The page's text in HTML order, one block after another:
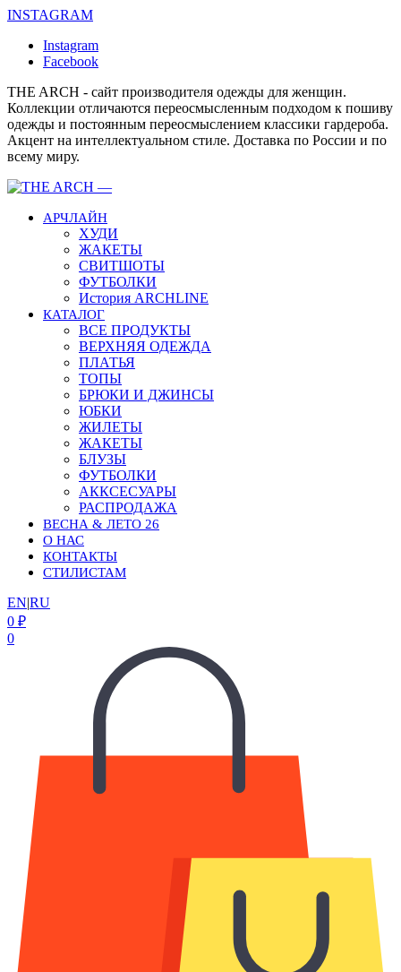
INSTAGRAM
Instagram
Facebook
THE ARCH - сайт производителя одежды для женщин.
Коллекции отличаются переосмысленным подходом к пошиву
одежды и постоянным переосмыслением классики гардероба.
Акцент на интеллектуальном стиле. Доставка по России и по
всему миру.
АРЧЛАЙН
ХУДИ
ЖАКЕТЫ
СВИТШОТЫ
ФУТБОЛКИ
История ARCHLINE
КАТАЛОГ
ВСЕ ПРОДУКТЫ
ВЕРХНЯЯ ОДЕЖДА
ПЛАТЬЯ
ТОПЫ
БРЮКИ И ДЖИНСЫ
ЮБКИ
ЖИЛЕТЫ
ЖАКЕТЫ
БЛУЗЫ
ФУТБОЛКИ
АККСЕСУАРЫ
РАСПРОДАЖА
ВЕСНА & ЛЕТО 26
О НАС
КОНТАКТЫ
СТИЛИСТАМ
EN|RU
0 ₽
0